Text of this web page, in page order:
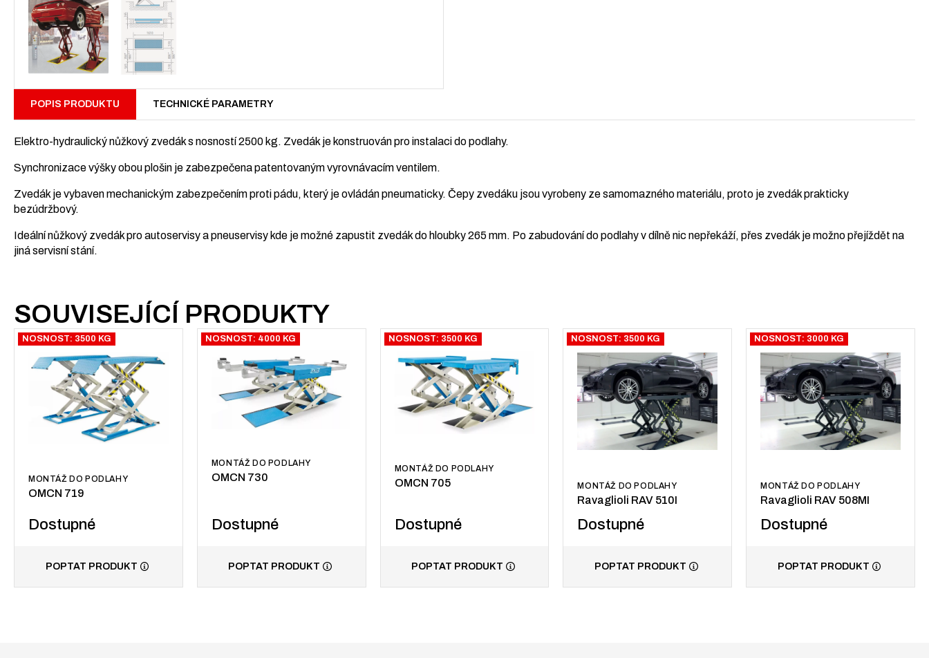
POPIS PRODUKTU TECHNICKÉ PARAMETRY
Elektro-hydraulický nůžkový zvedák s nosností 2500 kg. Zvedák je konstruován pro instalaci do podlahy.
Synchronizace výšky obou plošin je zabezpečena patentovaným vyrovnávacím ventilem.
Zvedák je vybaven mechanickým zabezpečením proti pádu, který je ovládán pneumaticky. Čepy zvedáku jsou vyrobeny ze samomazného materiálu, proto je zvedák prakticky
bezúdržbový.
Ideální nůžkový zvedák pro autoservisy a pneuservisy kde je možné zapustit zvedák do hloubky 265 mm. Po zabudování do podlahy v dílně nic nepřekáží, přes zvedák je možno přejíždět na
jiná servisní stání.
SOUVISEJÍCÍ PRODUKTY
NOSNOST: 3500 KG
MONTÁŽ DO PODLAHY
OMCN 719
Dostupné
POPTAT PRODUKT
NOSNOST: 4000 KG
MONTÁŽ DO PODLAHY
OMCN 730
Dostupné
POPTAT PRODUKT
NOSNOST: 3500 KG
MONTÁŽ DO PODLAHY
OMCN 705
Dostupné
POPTAT PRODUKT
NOSNOST: 3500 KG
MONTÁŽ DO PODLAHY
Ravaglioli RAV 510I
Dostupné
POPTAT PRODUKT
NOSNOST: 3000 KG
MONTÁŽ DO PODLAHY
Ravaglioli RAV 508MI
Dostupné
POPTAT PRODUKT